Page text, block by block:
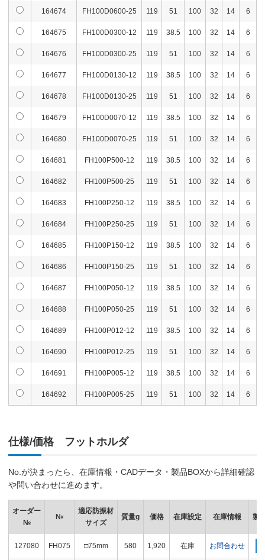
164674 FH100D0600-25 119 51 100 32 14 6
164675 FH100D0300-12 119 38.5 100 32 14 6
164676 FH100D0300-25 119 51 100 32 14 6
164677 FH100D0130-12 119 38.5 100 32 14 6
164678 FH100D0130-25 119 51 100 32 14 6
164679 FH100D0070-12 119 38.5 100 32 14 6
164680 FH100D0070-25 119 51 100 32 14 6
164681 FH100P500-12 119 38.5 100 32 14 6
164682 FH100P500-25 119 51 100 32 14 6
164683 FH100P250-12 119 38.5 100 32 14 6
164684 FH100P250-25 119 51 100 32 14 6
164685 FH100P150-12 119 38.5 100 32 14 6
164686 FH100P150-25 119 51 100 32 14 6
164687 FH100P050-12 119 38.5 100 32 14 6
164688 FH100P050-25 119 51 100 32 14 6
164689 FH100P012-12 119 38.5 100 32 14 6
164690 FH100P012-25 119 51 100 32 14 6
164691 FH100P005-12 119 38.5 100 32 14 6
164692 FH100P005-25 119 51 100 32 14 6
仕様/価格 フットホルダ
No.が決まったら、在庫情報・CADデータ・製品BOXから詳細確認
や問い合わせに進めます。
オーダー
№
№
適応防振材
サイズ
質量g 価格 在庫設定 在庫情報 製
127080 FH075 □75mm 580 1,920 在庫 お問合わせ